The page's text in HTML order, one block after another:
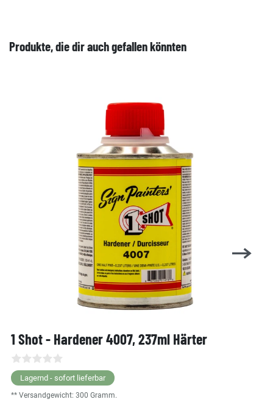
Produkte, die dir auch gefallen könnten
1 Shot - Hardener 4007, 237ml Härter
Lagernd - sofort lieferbar
** Versandgewicht: 300 Gramm.